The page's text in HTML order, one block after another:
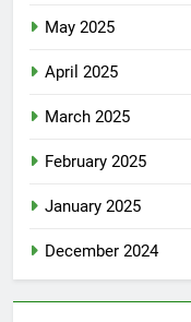
May 2025
April 2025
March 2025
February 2025
January 2025
December 2024